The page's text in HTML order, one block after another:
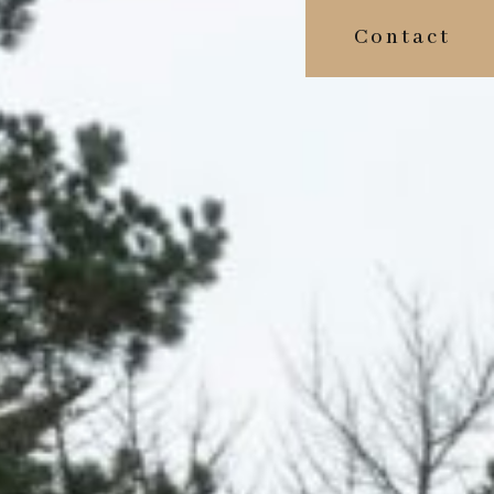
Contact